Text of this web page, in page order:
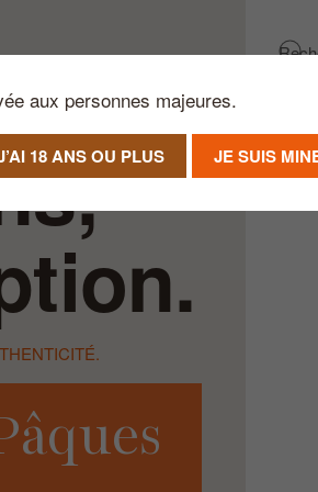
aux personnes majeures.
18 ANS OU PLUS JE SUIS